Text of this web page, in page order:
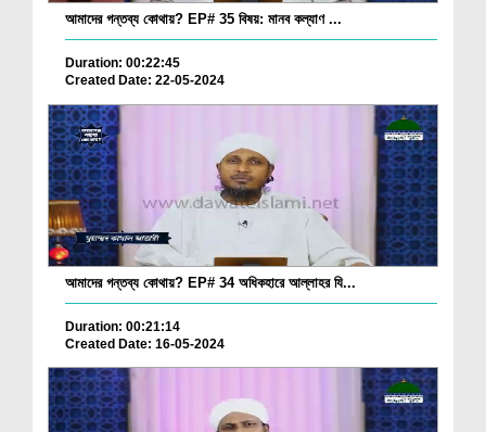
আমাদের গন্তব্য কোথায়? EP# 35 বিষয়: মানব কল্যাণ ...
Duration: 00:22:45
Created Date: 22-05-2024
আমাদের গন্তব্য কোথায়? EP# 34 অধিকহারে আল্লাহর যি...
Duration: 00:21:14
Created Date: 16-05-2024